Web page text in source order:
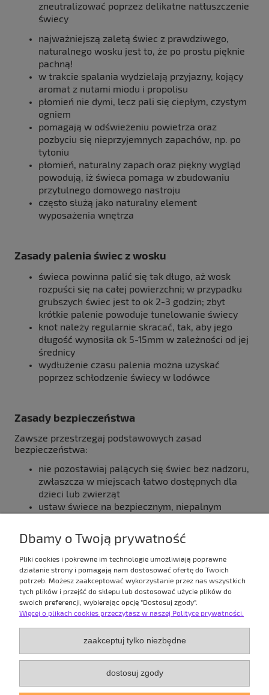
zneutralizować poprzez delikatne natłuszczenie
świecy
najważniejszą zaletą świec z prawdziwego,
naturalnego wosku jest to, że po prostu pięknie
pachną!
w trakcie spalania wydzielają przyjazny, kojący
aromat z nutami miodu i propolisu
płomień nie dymi, lecz pali się ciepłym, czystym
ogniem
pomagają w odświeżeniu powietrza oraz
pozbyciu się nieprzyjemnych zapachów, np. po
tytoniu
płomień, naturalny zapach oraz piękny wygląd
powodują, iż świeca pomaga w zbudowaniu
przytulnego domowego nastroju
często służą jako naturalny element
wyposażenia wnętrza
Zasady palenia świec z wosku
świeca powinna palić się tak długo, aż wosk
rozpuści się na całej powierzchni; w przypadku
grubszych świec jest to ok 2-3 godzin; zbyt
krótkie palenie powoduje tunelowanie świecy
knot należy regularnie skracać, tak, aby jego
długość wynosiła ok 5-15mm w zależności od jej
średnicy
wydłużenie czasu palenia można uzyskać
poprzez schłodzenie świecy w lodówce
Zasady bezpieczeństwa
Zawsze przestrzegaj podstawowych zasad
bezpieczeństwa:
nie pozostawiaj palących się świec bez nadzoru,
zwłaszcza w miejscach łatwo dostępnych dla
dzieci lub zwierząt
ustaw świece na bezpiecznym, niepalnym
nie ustawiaj świecy w mocnym przeciągu
nigdy nie przenoś palącej się świecy
gaś przy pomocy kapturka
nie wrzucaj zapałek do wosku
zachowaj odległość ok 10cm pomiędzy świecami
TWOJE KONTO
PŁATNOŚCI I DOSTAWA
INFORMACJE
Dbamy o Twoją prywatność
Pliki cookies i pokrewne im technologie umożliwiają poprawne
działanie strony i pomagają nam dostosować ofertę do Twoich
potrzeb. Możesz zaakceptować wykorzystanie przez nas wszystkich
tych plików i przejść do sklepu lub dostosować użycie plików do
swoich preferencji, wybierając opcję "Dostosuj zgody".
Więcej o plikach cookies przeczytasz w naszej Polityce prywatności.
zaakceptuj tylko niezbędne
dostosuj zgody